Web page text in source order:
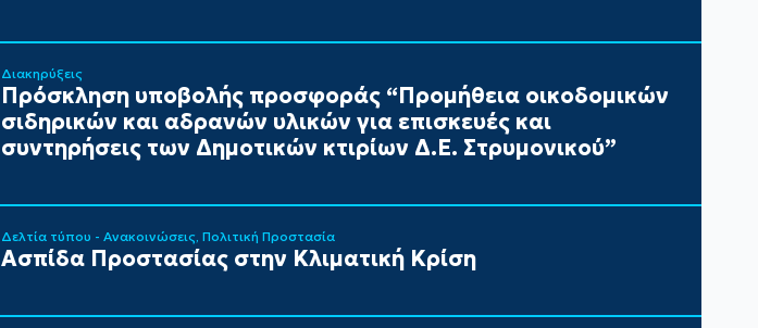
Διακηρύξεις
Πρόσκληση υποβολής προσφοράς “Προμήθεια οικοδομικών
σιδηρικών και αδρανών υλικών για επισκευές και
συντηρήσεις των Δημοτικών κτιρίων Δ.Ε. Στρυμονικού”
Δελτία τύπου - Ανακοινώσεις Πολιτική Προστασία
Ασπίδα Προστασίας στην Κλιματική Κρίση